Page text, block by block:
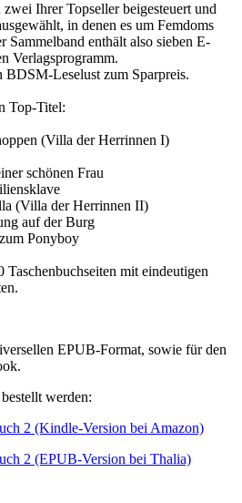
Ihrer Topseller beigesteuert und
in denen es um Femdoms
Sammelband enthält also sieben E-
Verlagsprogramm.
BDSM-Leselust zum Sparpreis.
Top-Titel:
(Villa der Herrinnen I)
schönen Frau
(Villa der Herrinnen II)
auf der Burg
Ponyboy
mit eindeutigen
EPUB-Format, sowie für den
werden:
2 (Kindle-Version bei Amazon)
2 (EPUB-Version bei Thalia)